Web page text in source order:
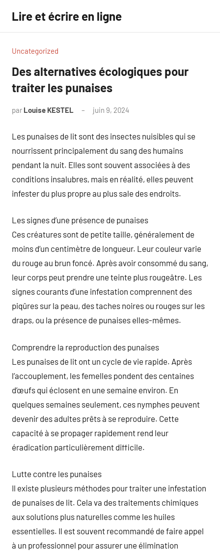
contenu
Lire et écrire en ligne
Uncategorized
Des alternatives écologiques pour
traiter les punaises
par Louise KESTEL juin 9, 2024
Les punaises de lit sont des insectes nuisibles qui se
nourrissent principalement du sang des humains
pendant la nuit. Elles sont souvent associées à des
conditions insalubres, mais en réalité, elles peuvent
infester du plus propre au plus sale des endroits.
Les signes d’une présence de punaises
Ces créatures sont de petite taille, généralement de
moins d’un centimètre de longueur. Leur couleur varie
du rouge au brun foncé. Après avoir consommé du sang,
leur corps peut prendre une teinte plus rougeâtre. Les
signes courants d’une infestation comprennent des
piqûres sur la peau, des taches noires ou rouges sur les
draps, ou la présence de punaises elles-mêmes.
Comprendre la reproduction des punaises
Les punaises de lit ont un cycle de vie rapide. Après
l’accouplement, les femelles pondent des centaines
d’œufs qui éclosent en une semaine environ. En
quelques semaines seulement, ces nymphes peuvent
devenir des adultes prêts à se reproduire. Cette
capacité à se propager rapidement rend leur
éradication particulièrement difficile.
Lutte contre les punaises
Il existe plusieurs méthodes pour traiter une infestation
de punaises de lit. Cela va des traitements chimiques
aux solutions plus naturelles comme les huiles
essentielles. Il est souvent recommandé de faire appel
à un professionnel pour assurer une élimination